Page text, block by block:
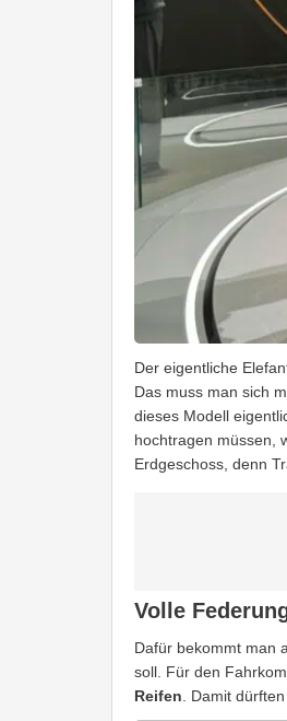
Der eigentliche
Das muss man sich
dieses Modell
hochtragen müssen,
Erdgeschoss, denn
Volle
Dafür bekommt man
soll. Für den
Reifen . Damit